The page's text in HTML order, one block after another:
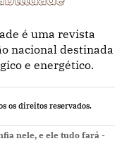
é uma revista
nacional destinada
e energético.
os direitos reservados.
nele, e ele tudo fará -